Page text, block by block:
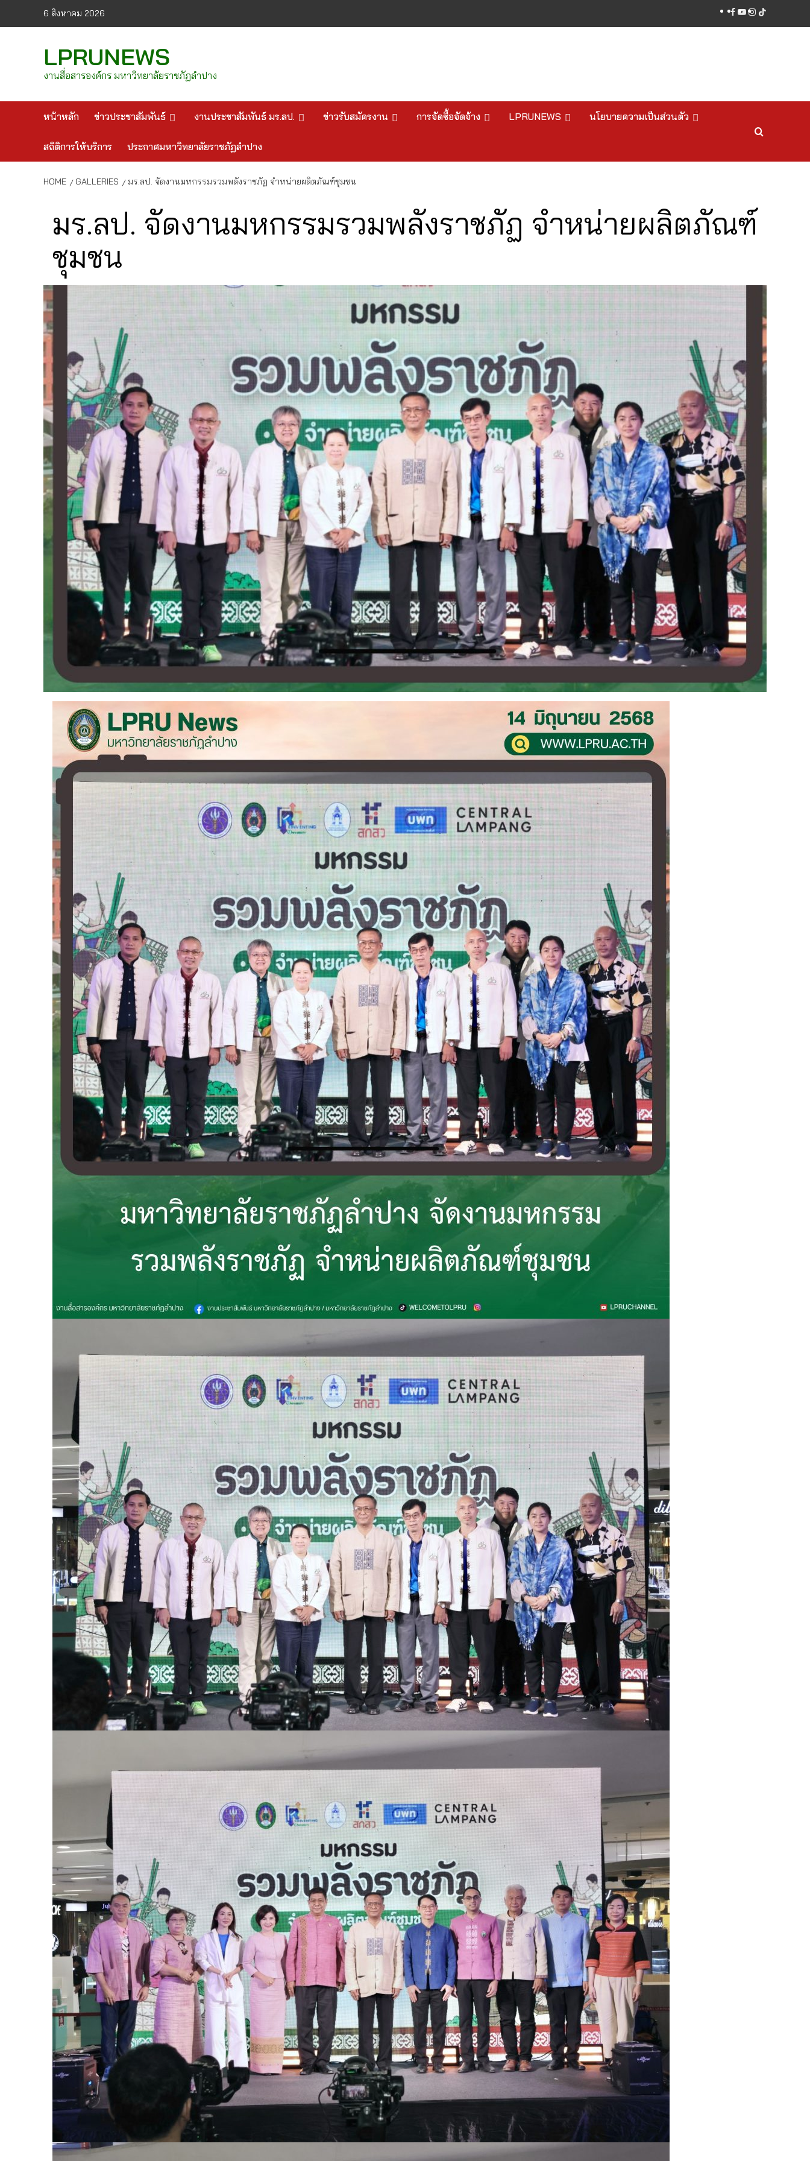
6 สิงหาคม 2026 facebook
youtube
instagram
tiktok
LPRUNEWS
งานสื่อสารองค์กร มหาวิทยาลัยราชภัฏลำปาง
หน้าหลัก ข่าวประชาสัมพันธ์ งานประชาสัมพันธ์ มร.ลป. ข่าวรับสมัครงาน การจัดซื้อจัดจ้าง LPRUNEWS นโยบายความเป็นส่วนตัว
สถิติการให้บริการ ประกาศมหาวิทยาลัยราชภัฏลำปาง
HOME GALLERIES มร.ลป. จัดงานมหกรรมรวมพลังราชภัฏ จำหน่ายผลิตภัณฑ์ชุมชน
มร.ลป. จัดงานมหกรรมรวมพลังราชภัฏ จำหน่ายผลิตภัณฑ์
ชุมชน